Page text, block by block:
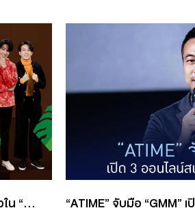
ลับมา
ต็มอีก
ต์โพร
บ้าน
สด
ยู่
นส์ใน
ประพันธ์ของ “ทมยันตี” ออ
มีรายชื่อนักแสดงออกมาให้
ป้อง-ณวัฒน์ กุลรัตนรักษ์ ส่ว
วเวลล์ ส่วนบทที่ถูกจับตามอ
รวิชญ์ เทิดวงส์” รับบทเป็น
ตรีรักษ์ ที่ห่างจากหน้าจอมา
พร้อมเตรียมปล่อยของสุดพ
เอี้ยง-สิทธา, ลิลลี่-ณิชภาลั
ฟินกัน 7 วันรวด! “GMMTV” ส่งหนุ่มฮอตรวมตัวใน “SAFE HOUSE บ้านลับ จับ LIVE” ซีซั่น 2 ตอน WINTER CAMP